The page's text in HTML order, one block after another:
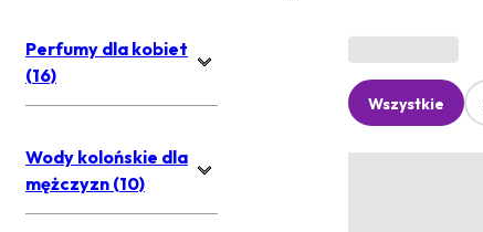
Perfumy dla kobiet
(16)
Wody kolońskie dla
mężczyzn (10)
Wszystkie